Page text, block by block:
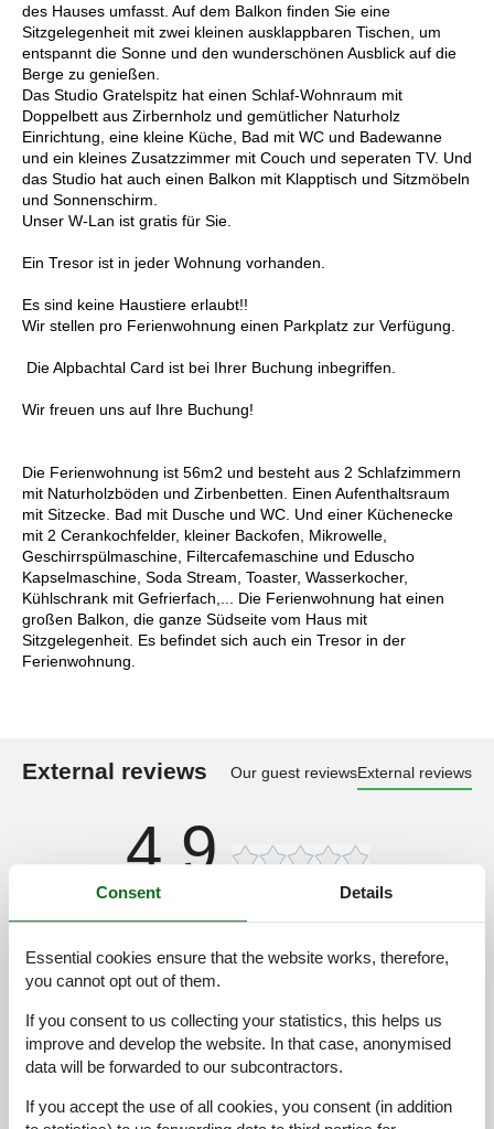
des Hauses umfasst. Auf dem Balkon finden Sie eine
Sitzgelegenheit mit zwei kleinen ausklappbaren Tischen, um
entspannt die Sonne und den wunderschönen Ausblick auf die
Berge zu genießen.
Das Studio Gratelspitz hat einen Schlaf-Wohnraum mit
Doppelbett aus Zirbernholz und gemütlicher Naturholz
Einrichtung, eine kleine Küche, Bad mit WC und Badewanne
und ein kleines Zusatzzimmer mit Couch und seperaten TV. Und
das Studio hat auch einen Balkon mit Klapptisch und Sitzmöbeln
und Sonnenschirm.
Unser W-Lan ist gratis für Sie.
Ein Tresor ist in jeder Wohnung vorhanden.
Es sind keine Haustiere erlaubt!!
Wir stellen pro Ferienwohnung einen Parkplatz zur Verfügung.
Die Alpbachtal Card ist bei Ihrer Buchung inbegriffen.
Wir freuen uns auf Ihre Buchung!
Die Ferienwohnung ist 56m2 und besteht aus 2 Schlafzimmern
mit Naturholzböden und Zirbenbetten. Einen Aufenthaltsraum
mit Sitzecke. Bad mit Dusche und WC. Und einer Küchenecke
mit 2 Cerankochfelder, kleiner Backofen, Mikrowelle,
Geschirrspülmaschine, Filtercafemaschine und Eduscho
Kapselmaschine, Soda Stream, Toaster, Wasserkocher,
Kühlschrank mit Gefrierfach,... Die Ferienwohnung hat einen
großen Balkon, die ganze Südseite vom Haus mit
Sitzgelegenheit. Es befindet sich auch ein Tresor in der
Ferienwohnung.
External reviews Our guest reviewsExternal reviews
4,9
Overall:
Services on site:
Value for money:
5 external reviews
Consent Details
Essential cookies ensure that the website works, therefore,
you cannot opt out of them.
If you consent to us collecting your statistics, this helps us
improve and develop the website. In that case, anonymised
data will be forwarded to our subcontractors.
If you accept the use of all cookies, you consent (in addition